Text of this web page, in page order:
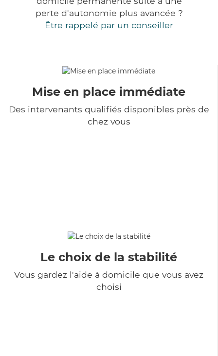
perte d'autonomie plus avancée ?
Être rappelé par un conseiller
Mise en place immédiate
Des intervenants qualifiés disponibles près de
chez vous
Le choix de la stabilité
Vous gardez l'aide à domicile que vous avez
choisi